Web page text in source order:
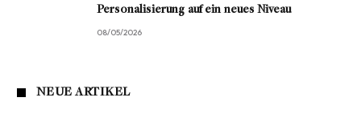
Personalisierung auf ein neues Niveau
08/05/2026
NEUE ARTIKEL